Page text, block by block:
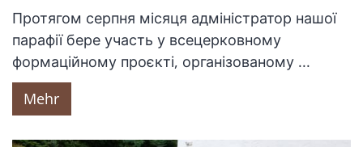
Протягом серпня місяця адміністратор нашої
парафії бере участь у всецерковному
формаційному проєкті, організованому ...
Mehr